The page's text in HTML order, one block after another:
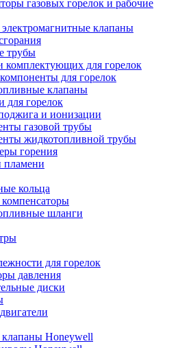
газовых горелок и рабочие
электромагнитные клапаны
трубы
комплектующих для горелок
для горелок
клапаны
для горелок
и ионизации
газовой трубы
жидкотопливной трубы
горения
пламени
кольца
шланги
для горелок
давления
диски
клапаны Honeywell